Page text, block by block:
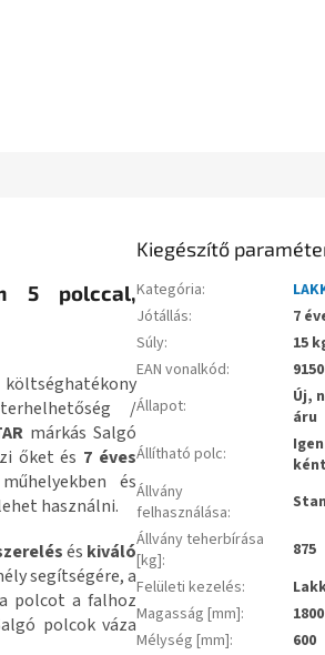
5 polccal,
/
márkás Salgó
őket és 7 éves
és
használni.
és kiváló
segítségére, a
polcot a falhoz
polcok váza
Kiegészítő
Kategória:
Jótállás:
7
Súly:
15
EAN vonalkód:
Állapot:
Új,
áru
Állítható polc:
Állvány
felhasználása:
Állvány teherbírása
[kg]:
875
Felületi kezelés:
Magasság [mm]:
1800
Mélység [mm]:
600